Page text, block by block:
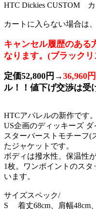
HTC Dickies CUSTOM カ
カートに入らない場合は
キャンセル履歴のある
なります。(ブラック
定価52,800円→36,960
ル！！値下げ交渉は受
HTCアパレルの新作です。
US企画のディッキーズ ダ
スターバーストモチーフ(
たジャケットです。
ボディは撥水性、保温性
1枚。ワンポイントのス
います。
サイズスペック/
S 着丈68cm、肩幅48cm